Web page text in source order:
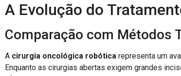
A Evolução do
Comparação com Métodos
A cirurgia oncológica robótica representa um
Enquanto as cirurgias abertas exigem grandes